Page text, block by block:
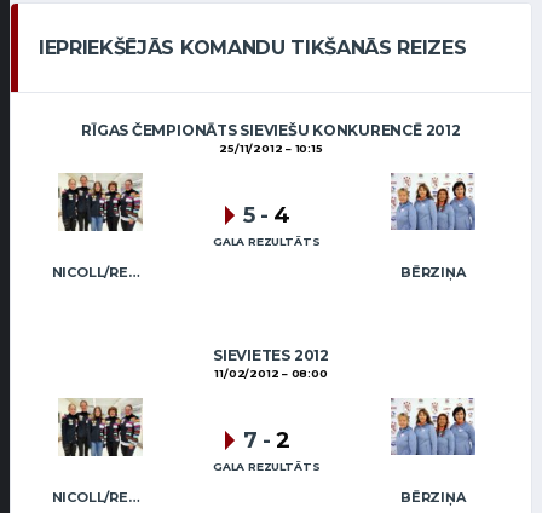
IEPRIEKŠĒJĀS KOMANDU TIKŠANĀS REIZES
RĪGAS ČEMPIONĀTS SIEVIEŠU KONKURENCĒ 2012
25/11/2012 10:15
NICOLL/REGŽA BĒRZIŅA
5 - 4
GALA REZULTĀTS
SIEVIETES 2012
11/02/2012 08:00
NICOLL/REGŽA BĒRZIŅA
7 - 2
GALA REZULTĀTS